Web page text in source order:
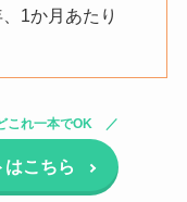
1か月あたり
これ一本でOK
こちら